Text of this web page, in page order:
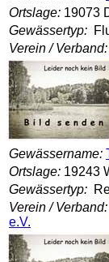
Ortslage: 19073
Gewässertyp:
Verein / Verband:
Gewässername:
Ortslage: 19243
Gewässertyp:
Verein / Verband:
e.V.